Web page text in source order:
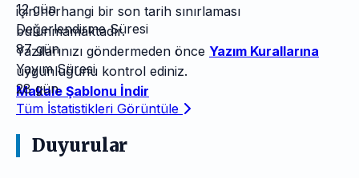
için herhangi bir son tarih sınırlaması
bulunmamaktadır.
Yazılarınızı göndermeden önce Yazım Kurallarına
uygunluğunu kontrol ediniz.
Makale Şablonu İndir
12 gün
Değerlendirme Süresi
87 gün
Yayım Süresi
28 gün
Tüm İstatistikleri Görüntüle
Duyurular